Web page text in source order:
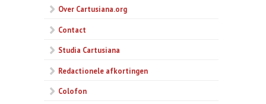
Over Cartusiana.org
Contact
Studia Cartusiana
Redactionele afkortingen
Colofon